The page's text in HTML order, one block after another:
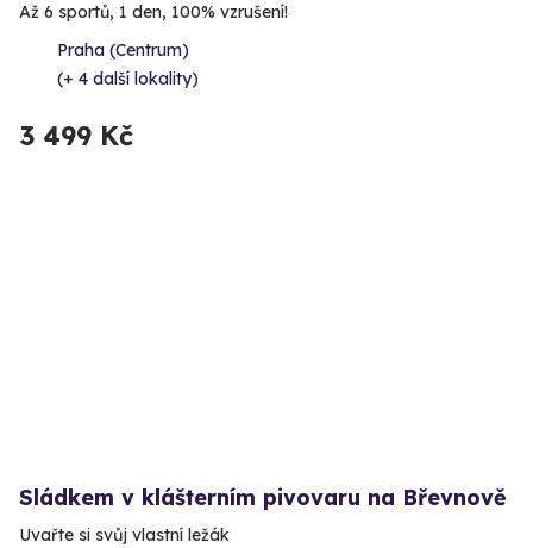
Až 6 sportů, 1 den, 100% vzrušení!
Praha (Centrum)
(+ 4 další lokality)
3 499 Kč
Sládkem v klášterním pivovaru na Břevnově
Uvařte si svůj vlastní ležák